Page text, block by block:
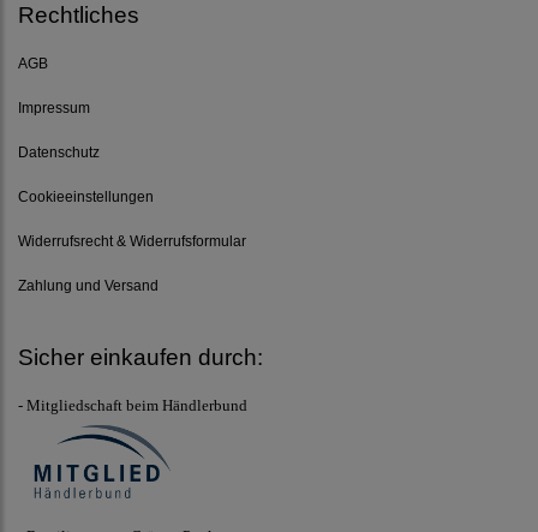
Rechtliches
AGB
Impressum
Datenschutz
Cookieeinstellungen
Widerrufsrecht & Widerrufsformular
Zahlung und Versand
Sicher einkaufen durch:
- Mitgliedschaft beim Händlerbund